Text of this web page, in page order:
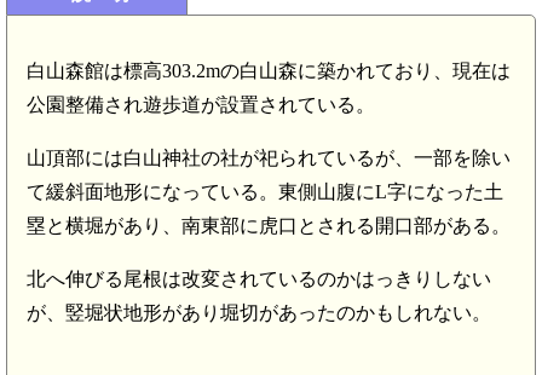
白山森館は標高303.2mの白山森に築かれており、現在は
公園整備され遊歩道が設置されている。
山頂部には白山神社の社が祀られているが、一部を除い
て緩斜面地形になっている。東側山腹にL字になった土
塁と横堀があり、南東部に虎口とされる開口部がある。
北へ伸びる尾根は改変されているのかはっきりしない
が、竪堀状地形があり堀切があったのかもしれない。